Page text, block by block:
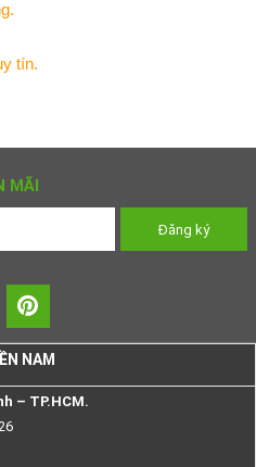
tín.
MÃI
NAM
– TP.HCM.